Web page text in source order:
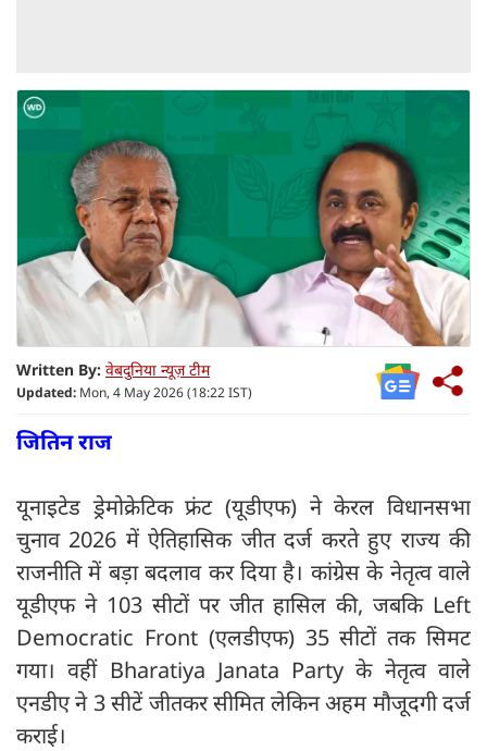
Written By: वेबदुनिया न्यूज़ टीम
Updated: Mon, 4 May 2026 (18:22 IST)
जितिन राज
यूनाइटेड ड्रेमोक्रेटिक फ्रंट (यूडीएफ) ने केरल विधानसभा
चुनाव 2026 में ऐतिहासिक जीत दर्ज करते हुए राज्य की
राजनीति में बड़ा बदलाव कर दिया है। कांग्रेस के नेतृत्व वाले
यूडीएफ ने 103 सीटों पर जीत हासिल की, जबकि Left
Democratic Front (एलडीएफ) 35 सीटों तक सिमट
गया। वहीं Bharatiya Janata Party के नेतृत्व वाले
एनडीए ने 3 सीटें जीतकर सीमित लेकिन अहम मौजूदगी दर्ज
कराई।